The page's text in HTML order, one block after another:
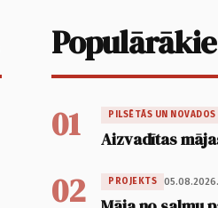
Populārākie
01 PILSĒTĀS UN NOVADOS
Aizvadītas
02 PROJEKTS 05.08.2026.